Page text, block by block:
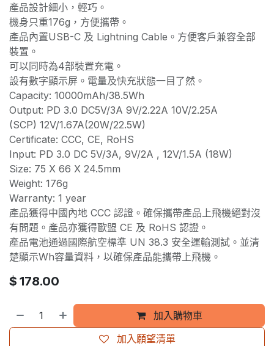
產品設計細小，輕巧。
機身只重176g，方便攜帶。
產品內置USB-C 及 Lightning Cable。方便客戶兼容全部
裝置。
可以同時為4部裝置充電。
設有數字顯示屏。電量及快充狀態一目了然。
Capacity: 10000mAh/38.5Wh
Output: PD 3.0 DC5V/3A 9V/2.22A 10V/2.25A
(SCP) 12V/1.67A(20W/22.5W)
Certificate: CCC, CE, RoHS
Input: PD 3.0 DC 5V/3A, 9V/2A , 12V/1.5A (18W)
Size: 75 X 66 X 24.5mm
Weight: 176g
Warranty: 1 year
產品獲得中國內地 CCC 認證。確保攜帶產品上飛機絕對沒
有問題。產品亦獲得歐盟 CE 及 RoHS 認證。
產品電池通過國際航空標準 UN 38.3 安全運輸測試。並清
楚顯示Wh容量資料，以確保產品能攜帶上飛機。
$ 178.00
加入購物車
加入願望清單